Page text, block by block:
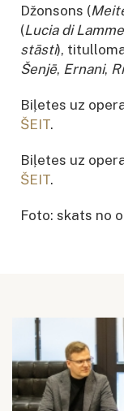
Džonsons (
(Lucia di
stāsti),
Šenjē, Ernani,
Biļetes uz
ŠEIT.
Biļetes uz
ŠEIT.
Foto: skats no